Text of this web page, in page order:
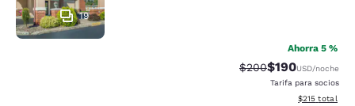
19
Ahorra 5 %
Precio tachado:
$200Precio con
$190USD/noche
Tarifa para socios
Ver detalles
$215 total